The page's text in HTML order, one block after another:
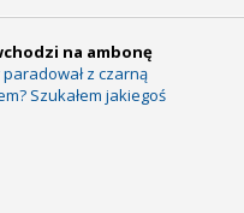
na ambonę
z czarną
Szukałem jakiegoś